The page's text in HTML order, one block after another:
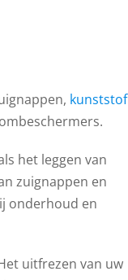
kunststof
het leggen van
zuignappen en
onderhoud en
uitfrezen van uw